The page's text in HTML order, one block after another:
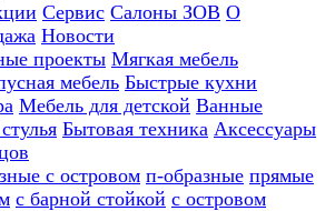
Сервис Салоны ЗОВ О
Новости
проекты Мягкая мебель
мебель Быстрые кухни
Мебель для детской Ванные
Бытовая техника Аксессуары
с островом п-образные прямые
с барной стойкой с островом